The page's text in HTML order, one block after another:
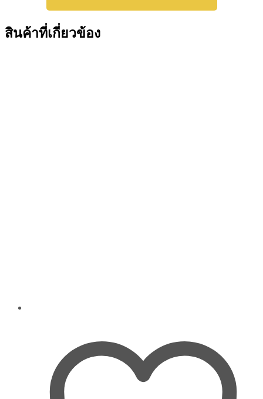
สินค้าที่เกี่ยวข้อง